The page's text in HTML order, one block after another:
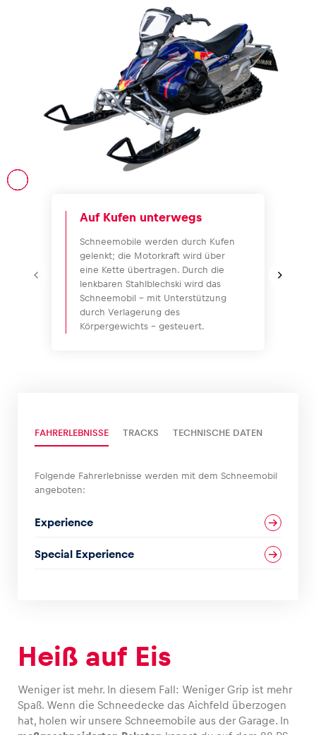
Alle anzeigen
Fahrzeug
Business
Alle anzeigen
Auf Kufen unterwegs
Schneemobile werden durch Kufen
gelenkt; die Motorkraft wird über
eine Kette übertragen. Durch die
lenkbaren Stahlblechski wird das
Schneemobil – mit Unterstützung
durch Verlagerung des
Körpergewichts – gesteuert.
FAHRERLEBNISSE TRACKS TECHNISCHE DATEN
Folgende Fahrerlebnisse werden mit dem Schneemobil
angeboten:
Experience
Special Experience
Heiß auf Eis
Weniger ist mehr. In diesem Fall: Weniger Grip ist mehr
Spaß. Wenn die Schneedecke das Aichfeld überzogen
hat, holen wir unsere Schneemobile aus der Garage. In